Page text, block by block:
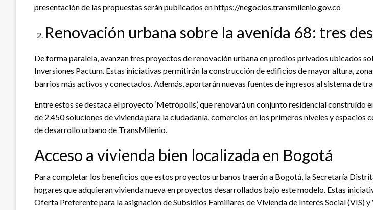
presentación de las propuestas serán publicados en https://negocios.transmilenio.gov.co
Renovación urbana sobre la avenida 68: tres
De forma paralela, avanzan tres proyectos de renovación urbana en predios privados ubicados
Inversiones Pactum. Estas iniciativas permitirán la construcción de edificios de mayor altura,
barrios más activos y conectados. Además, aportarán nuevas fuentes de ingresos al sistema de
Entre estos se destaca el proyecto ‘Metrópolis’, que renovará un conjunto residencial construído
de 2.450 soluciones de vivienda para la ciudadanía, comercios en los primeros niveles y
de desarrollo urbano de TransMilenio.
Acceso a vivienda bien localizada en Bogotá
Para completar los beneficios que estos proyectos urbanos traerán a Bogotá, la Secretaría
hogares que adquieran vivienda nueva en proyectos desarrollados bajo este modelo. Estas
Oferta Preferente para la asignación de Subsidios Familiares de Vivienda de Interés Social (VIS)